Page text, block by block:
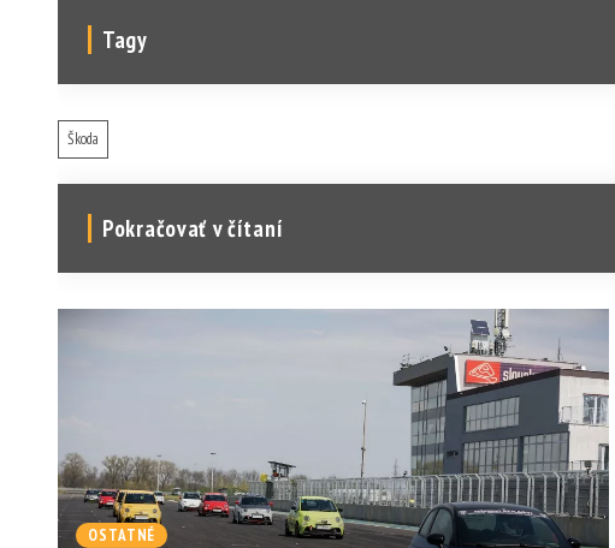
Tagy
Škoda
Pokračovať v čítaní
OSTATNÉ